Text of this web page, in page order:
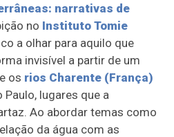
narrativas de
no Instituto Tomie
a olhar para aquilo que
invisível a partir de um
os rios Charente (França)
lugares que a
Ao abordar temas como
da água com as